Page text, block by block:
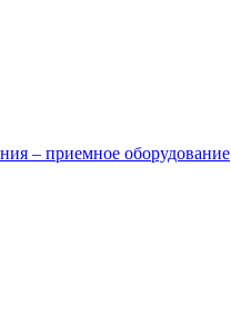
– приемное оборудование